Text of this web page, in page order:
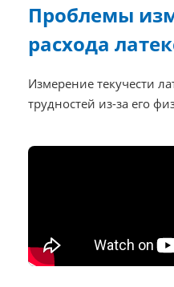
Проблемы
расхода
Измерение текучести
трудностей из-за его